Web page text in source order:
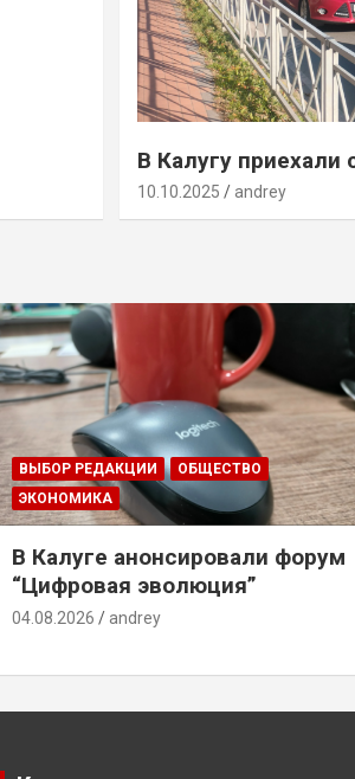
В Калугу
10.10.2025 andrey
ВЫБОР РЕДАКЦИИ
ОБЩЕСТВО
ЭКОНОМИКА
В Калуге анонсировали форум
“Цифровая эволюция”
04.08.2026 andrey